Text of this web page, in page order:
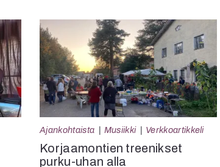
Ajankohtaista Musiikki Verkkoartikkeli
Korjaamontien treenikset
purku-uhan alla